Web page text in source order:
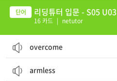
리딩튜터 입문 - S05 U03
16 카드 | netutor
overcome
armless